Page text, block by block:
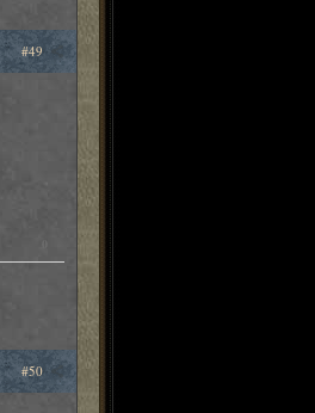
#49
#50